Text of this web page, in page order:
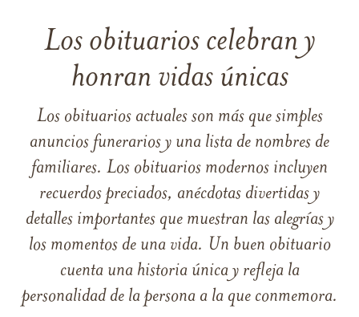
Los obituarios celebran y
honran vidas únicas
Los obituarios actuales son más que simples
anuncios funerarios y una lista de nombres de
familiares. Los obituarios modernos incluyen
recuerdos preciados, anécdotas divertidas y
detalles importantes que muestran las alegrías y
los momentos de una vida. Un buen obituario
cuenta una historia única y refleja la
personalidad de la persona a la que conmemora.